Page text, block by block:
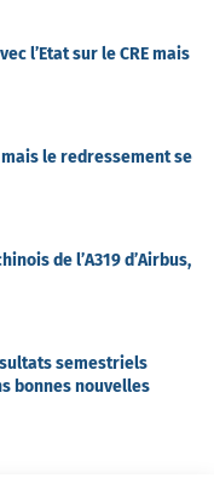
l’Etat sur le CRE mais
le redressement se
de l’A319 d’Airbus,
semestriels
bonnes nouvelles